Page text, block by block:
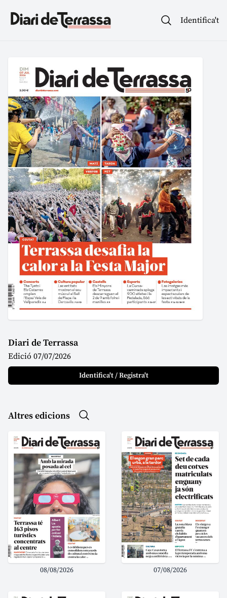
Identifica't
Diari de Terrassa
Edició 07/07/2026
Identifica't / Registra't
Altres edicions
08/08/2026 07/08/2026